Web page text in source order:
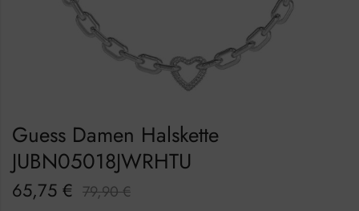
Guess Damen Halskette
JUBN05018JWRHTU
65,75 € 79,90€